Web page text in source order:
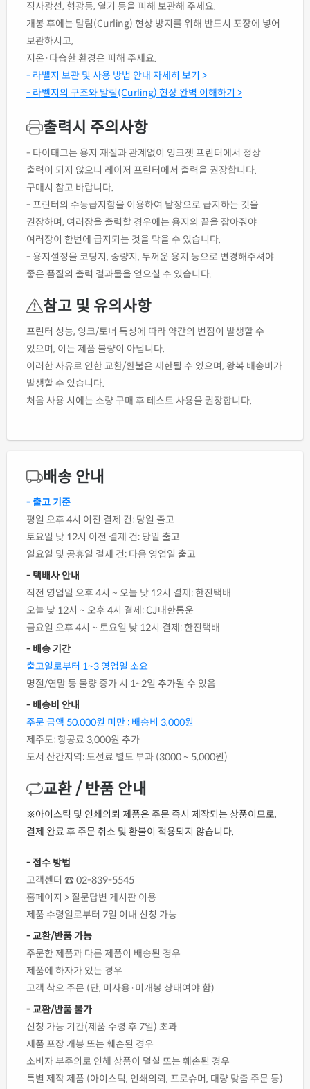
직사광선, 형광등, 열기 등을 피해 보관해 주세요.
개봉 후에는 말림(Curling) 현상 방지를 위해 반드시 포장에 넣어
보관하시고,
저온·다습한 환경은 피해 주세요.
- 라벨지 보관 및 사용 방법 안내 자세히 보기 >
- 라벨지의 구조와 말림(Curling) 현상 완벽 이해하기 >
출력시 주의사항
- 타이태그는 용지 재질과 관계없이 잉크젯 프린터에서 정상
출력이 되지 않으니 레이저 프린터에서 출력을 권장합니다.
구매시 참고 바랍니다.
- 프린터의 수동급지함을 이용하여 낱장으로 급지하는 것을
권장하며, 여러장을 출력할 경우에는 용지의 끝을 잡아줘야
여러장이 한번에 급지되는 것을 막을 수 있습니다.
- 용지설정을 코팅지, 중량지, 두꺼운 용지 등으로 변경해주셔야
좋은 품질의 출력 결과물을 얻으실 수 있습니다.
참고 및 유의사항
프린터 성능, 잉크/토너 특성에 따라 약간의 번짐이 발생할 수
있으며, 이는 제품 불량이 아닙니다.
이러한 사유로 인한 교환/환불은 제한될 수 있으며, 왕복 배송비가
발생할 수 있습니다.
처음 사용 시에는 소량 구매 후 테스트 사용을 권장합니다.
배송 안내
- 출고 기준
평일 오후 4시 이전 결제 건: 당일 출고
토요일 낮 12시 이전 결제 건: 당일 출고
일요일 및 공휴일 결제 건: 다음 영업일 출고
- 택배사 안내
직전 영업일 오후 4시 ~ 오늘 낮 12시 결제: 한진택배
오늘 낮 12시 ~ 오후 4시 결제: CJ대한통운
금요일 오후 4시 ~ 토요일 낮 12시 결제: 한진택배
- 배송 기간
출고일로부터 1~3 영업일 소요
명절/연말 등 물량 증가 시 1~2일 추가될 수 있음
- 배송비 안내
주문 금액 50,000원 미만 : 배송비 3,000원
제주도: 항공료 3,000원 추가
도서 산간지역: 도선료 별도 부과 (3000 ~ 5,000원)
교환 / 반품 안내
※아이스틱 및 인쇄의뢰 제품은 주문 즉시 제작되는 상품이므로,
결제 완료 후 주문 취소 및 환불이 적용되지 않습니다.
- 접수 방법
고객센터 ☎ 02-839-5545
홈페이지 > 질문답변 게시판 이용
제품 수령일로부터 7일 이내 신청 가능
- 교환/반품 가능
주문한 제품과 다른 제품이 배송된 경우
제품에 하자가 있는 경우
고객 착오 주문 (단, 미사용·미개봉 상태여야 함)
- 교환/반품 불가
신청 가능 기간(제품 수령 후 7일) 초과
제품 포장 개봉 또는 훼손된 경우
소비자 부주의로 인해 상품이 멸실 또는 훼손된 경우
특별 제작 제품 (아이스틱, 인쇄의뢰, 프로슈머, 대량 맞춤 주문 등)